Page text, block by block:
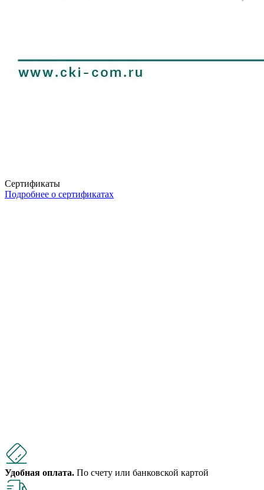
Сертификаты
Подробнее о сертификатах
Удобная оплата. По счету или банковской картой